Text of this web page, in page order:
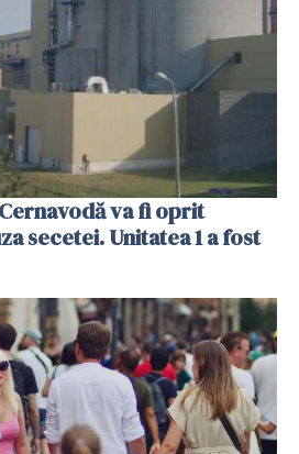
va fi oprit
secetei. Unitatea 1 a fost